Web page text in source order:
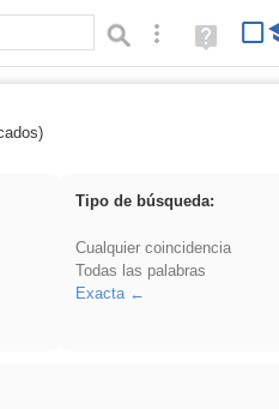
Búsqueda avanzada
Ayuda
(en
Tipo de búsqueda:
Cualquier coincidencia
Todas las palabras
Exacta